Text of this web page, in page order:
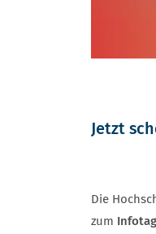
Jetzt
Die
zum